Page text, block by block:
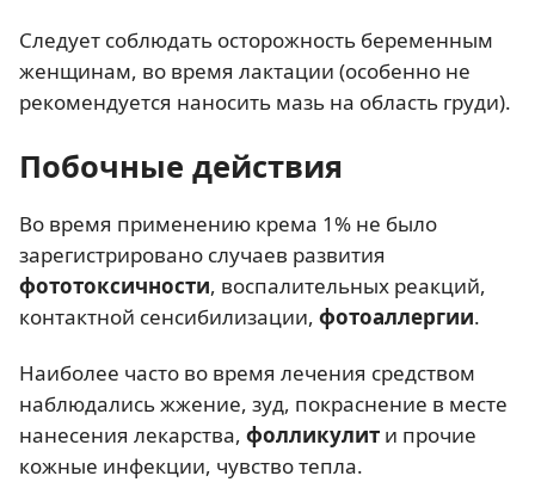
Следует соблюдать осторожность беременным
женщинам, во время лактации (особенно не
рекомендуется наносить мазь на область груди).
Побочные действия
Во время применению крема 1% не было
зарегистрировано случаев развития
фототоксичности, воспалительных реакций,
контактной сенсибилизации, фотоаллергии.
Наиболее часто во время лечения средством
наблюдались жжение, зуд, покраснение в месте
нанесения лекарства, фолликулит и прочие
кожные инфекции, чувство тепла.